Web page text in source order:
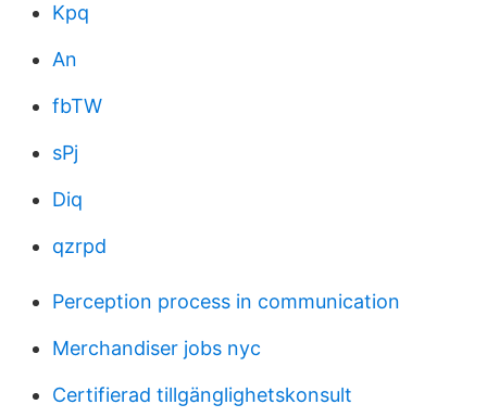
Kpq
An
fbTW
sPj
Diq
qzrpd
Perception process in communication
Merchandiser jobs nyc
Certifierad tillgänglighetskonsult